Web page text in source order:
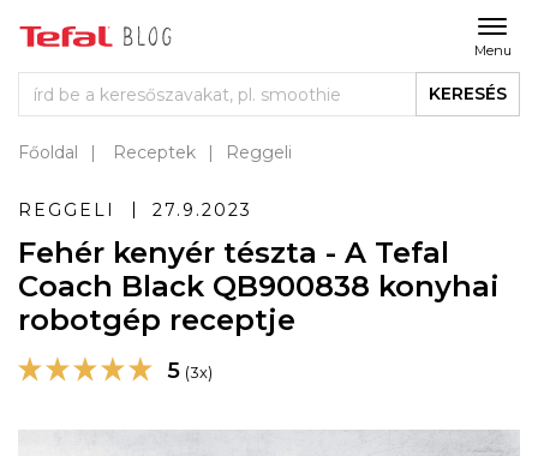
Menu
KERESÉS
Főoldal Receptek Reggeli
REGGELI 27.9.2023
Fehér kenyér tészta - A Tefal
Coach Black QB900838 konyhai
robotgép receptje
5 (3x)